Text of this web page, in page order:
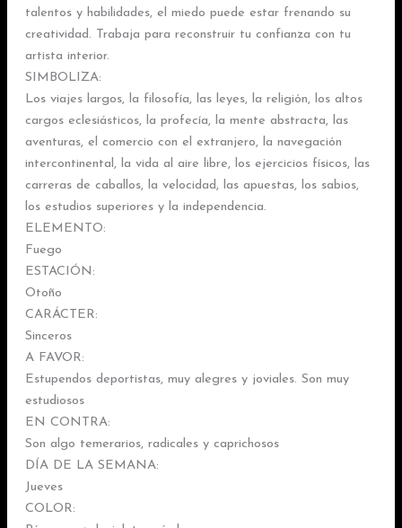
talentos y habilidades, el miedo puede estar frenando su
creatividad. Trabaja para reconstruir tu confianza con tu
artista interior.
SIMBOLIZA:
Los viajes largos, la filosofía, las leyes, la religión, los altos
cargos eclesiásticos, la profecía, la mente abstracta, las
aventuras, el comercio con el extranjero, la navegación
intercontinental, la vida al aire libre, los ejercicios físicos, las
carreras de caballos, la velocidad, las apuestas, los sabios,
los estudios superiores y la independencia.
ELEMENTO:
Fuego
ESTACIÓN:
Otoño
CARÁCTER:
Sinceros
A FAVOR:
Estupendos deportistas, muy alegres y joviales. Son muy
estudiosos
EN CONTRA:
Son algo temerarios, radicales y caprichosos
DÍA DE LA SEMANA:
Jueves
COLOR: